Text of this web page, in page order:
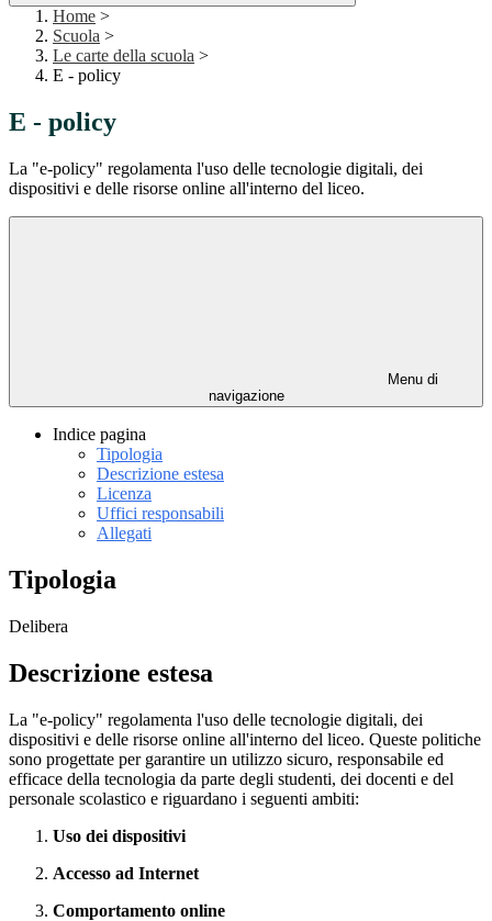
Home >
Scuola >
Le carte della scuola >
E - policy
E - policy
La "e-policy" regolamenta l'uso delle tecnologie digitali, dei
dispositivi e delle risorse online all'interno del liceo.
Menu di
navigazione
Indice pagina
Tipologia
Descrizione estesa
Licenza
Uffici responsabili
Allegati
Tipologia
Delibera
Descrizione estesa
La "e-policy" regolamenta l'uso delle tecnologie digitali, dei
dispositivi e delle risorse online all'interno del liceo. Queste politiche
sono progettate per garantire un utilizzo sicuro, responsabile ed
efficace della tecnologia da parte degli studenti, dei docenti e del
personale scolastico e riguardano i seguenti ambiti:
Uso dei dispositivi
Accesso ad Internet
Comportamento online